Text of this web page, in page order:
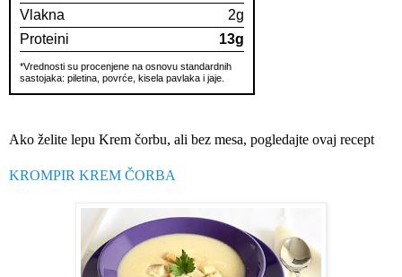
Vlakna
2g
Proteini
13g
*Vrednosti su procenjene na osnovu standardnih
sastojaka: piletina, povrće, kisela pavlaka i jaje.
Ako želite lepu Krem čorbu, ali bez mesa, pogledajte ovaj recept
KROMPIR KREM ČORBA